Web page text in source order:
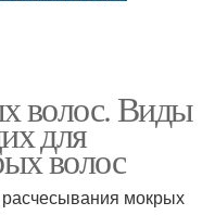
волос. Виды
для
волос
мокрых